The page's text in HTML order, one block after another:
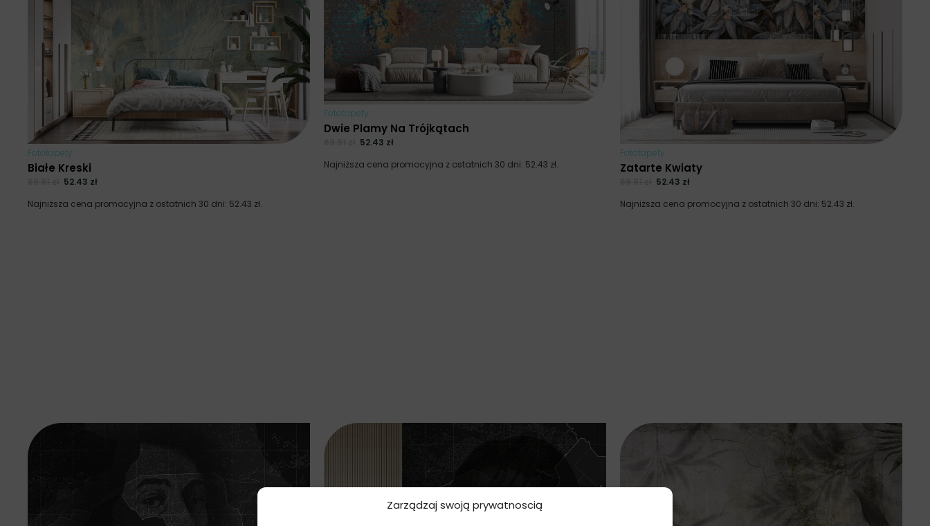
Zarządzaj swoją prywatnoscią
Fototapety
Białe Kreski
52.43 zł
Najniższa cena promocyjna z ostatnich 30 dni: 52.43 zł.
Fototapety
Dwie Plamy Na Trójkątach
52.43 zł
Najniższa cena promocyjna z ostatnich 30 dni: 52.43 zł.
Fototapety
Zatarte Kwiaty
52.43 zł
Najniższa cena promocyjna z ostatnich 30 dni: 52.43 zł.